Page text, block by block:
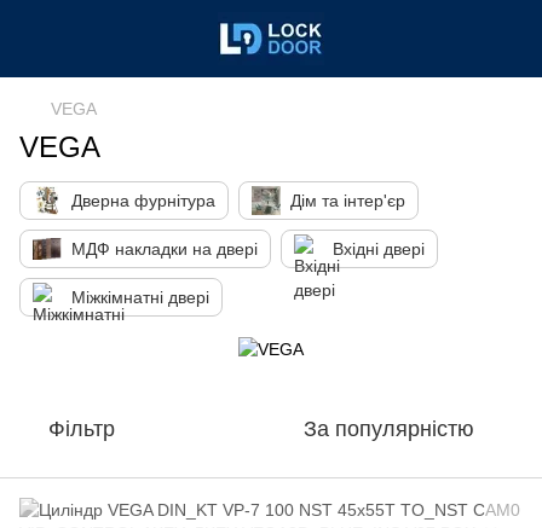
VEGA
VEGA
Дверна фурнітура Дім та інтер'єр
МДФ накладки на двері Вхідні двері
Міжкімнатні двері
Фільтр За популярністю